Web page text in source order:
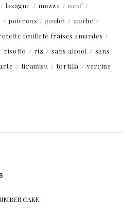
lasagne mozza
oeuf
poivrons poulet
quiche
feuilleté fraises amandes
risotto riz sans alcool
sans
tiramisu tortilla verrine
CAKE